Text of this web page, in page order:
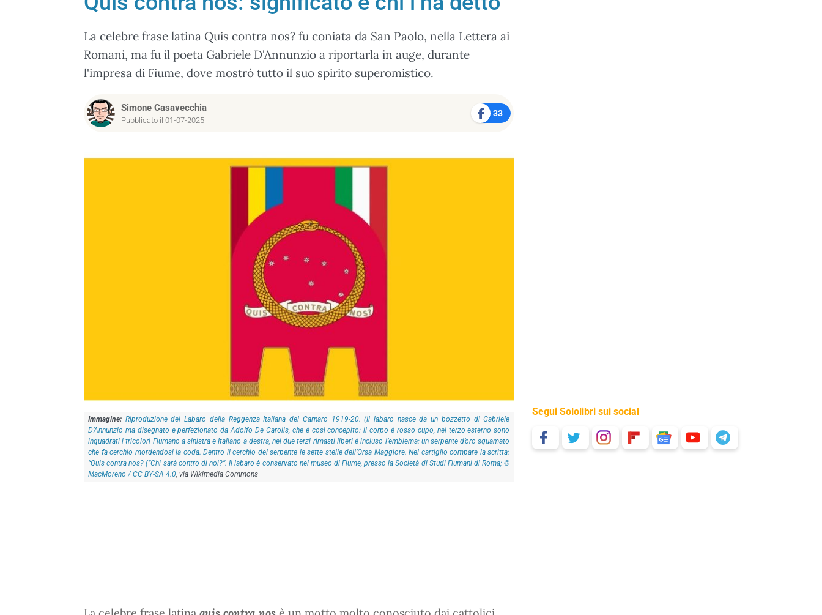
La celebre frase latina Quis contra nos? fu coniata da San Paolo, nella Lettera ai
Romani, ma fu il poeta Gabriele D'Annunzio a riportarla in auge, durante
l'impresa di Fiume, dove mostrò tutto il suo spirito superomistico.
Simone Casavecchia
Pubblicato il 01-07-2025
33
Riproduzione del Labaro della Reggenza Italiana del Carnaro 1919-20. (Il labaro nasce da un bozzetto di Gabriele
D’Annunzio ma disegnato e perfezionato da Adolfo De Carolis, che è così concepito: il corpo è rosso cupo, nel terzo esterno sono
inquadrati i tricolori Fiumano a sinistra e Italiano a destra, nei due terzi rimasti liberi è incluso l’emblema: un serpente d’oro squamato
che fa cerchio mordendosi la coda. Dentro il cerchio del serpente le sette stelle dell’Orsa Maggiore. Nel cartiglio compare la scritta:
“Quis contra nos? (“Chi sarà contro di noi?”. Il labaro è conservato nel museo di Fiume, presso la Società di Studi Fiumani di Roma; ©
MacMoreno / CC BY-SA 4.0, via Wikimedia Commons
Segui Sololibri sui social